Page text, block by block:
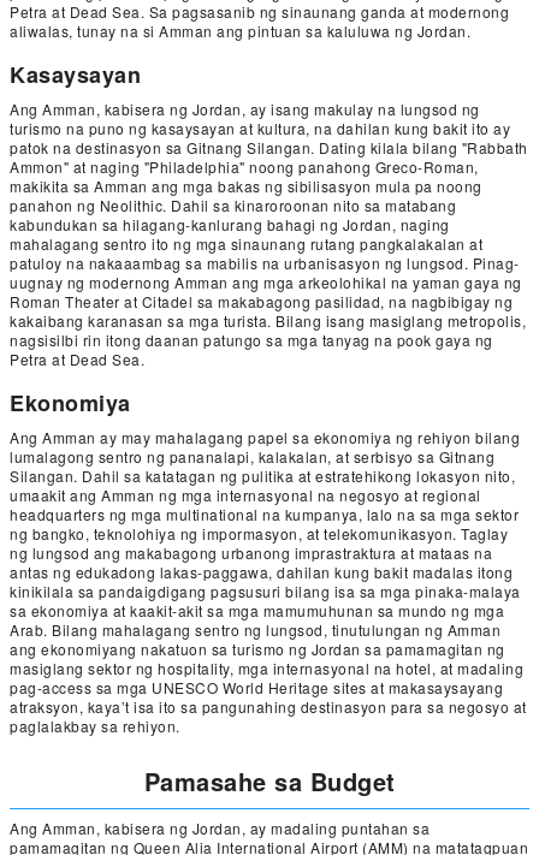
Petra at Dead Sea. Sa pagsasanib ng sinaunang ganda at modernong
aliwalas, tunay na si Amman ang pintuan sa kaluluwa ng Jordan.
Kasaysayan
Ang Amman, kabisera ng Jordan, ay isang makulay na lungsod ng
turismo na puno ng kasaysayan at kultura, na dahilan kung bakit ito ay
patok na destinasyon sa Gitnang Silangan. Dating kilala bilang "Rabbath
Ammon" at naging "Philadelphia" noong panahong Greco-Roman,
makikita sa Amman ang mga bakas ng sibilisasyon mula pa noong
panahon ng Neolithic. Dahil sa kinaroroonan nito sa matabang
kabundukan sa hilagang-kanlurang bahagi ng Jordan, naging
mahalagang sentro ito ng mga sinaunang rutang pangkalakalan at
patuloy na nakaaambag sa mabilis na urbanisasyon ng lungsod. Pinag-
uugnay ng modernong Amman ang mga arkeolohikal na yaman gaya ng
Roman Theater at Citadel sa makabagong pasilidad, na nagbibigay ng
kakaibang karanasan sa mga turista. Bilang isang masiglang metropolis,
nagsisilbi rin itong daanan patungo sa mga tanyag na pook gaya ng
Petra at Dead Sea.
Ekonomiya
Ang Amman ay may mahalagang papel sa ekonomiya ng rehiyon bilang
lumalagong sentro ng pananalapi, kalakalan, at serbisyo sa Gitnang
Silangan. Dahil sa katatagan ng pulitika at estratehikong lokasyon nito,
umaakit ang Amman ng mga internasyonal na negosyo at regional
headquarters ng mga multinational na kumpanya, lalo na sa mga sektor
ng bangko, teknolohiya ng impormasyon, at telekomunikasyon. Taglay
ng lungsod ang makabagong urbanong imprastraktura at mataas na
antas ng edukadong lakas-paggawa, dahilan kung bakit madalas itong
kinikilala sa pandaigdigang pagsusuri bilang isa sa mga pinaka-malaya
sa ekonomiya at kaakit-akit sa mga mamumuhunan sa mundo ng mga
Arab. Bilang mahalagang sentro ng lungsod, tinutulungan ng Amman
ang ekonomiyang nakatuon sa turismo ng Jordan sa pamamagitan ng
masiglang sektor ng hospitality, mga internasyonal na hotel, at madaling
pag-access sa mga UNESCO World Heritage sites at makasaysayang
atraksyon, kaya’t isa ito sa pangunahing destinasyon para sa negosyo at
paglalakbay sa rehiyon.
Pamasahe sa Budget
Ang Amman, kabisera ng Jordan, ay madaling puntahan sa
pamamagitan ng Queen Alia International Airport (AMM) na matatagpuan